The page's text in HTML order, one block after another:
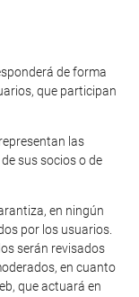
de forma
que participan
las
de sus socios o de
en ningún
por los usuarios.
serán revisados
en cuanto
que actuará en